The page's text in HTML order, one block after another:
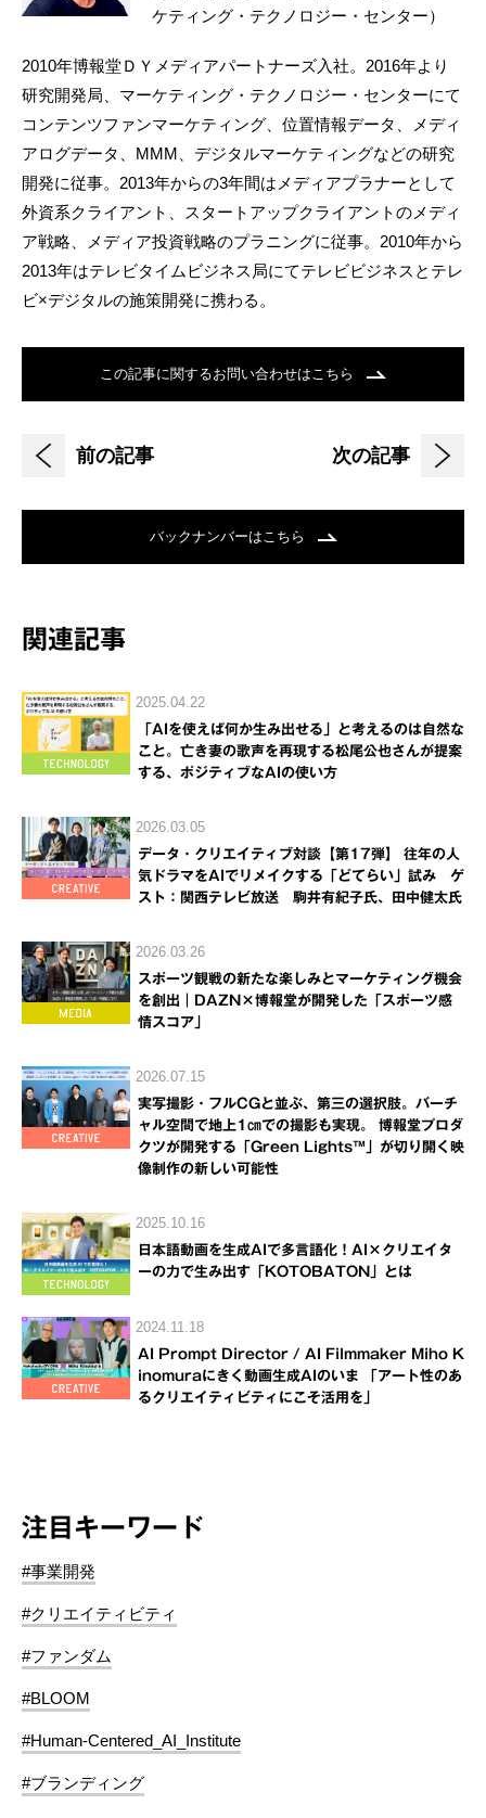
ケティング・テクノロジー・センター）
2010年博報堂ＤＹメディアパートナーズ入社。2016年より
研究開発局、マーケティング・テクノロジー・センターにて
コンテンツファンマーケティング、位置情報データ、メディ
アログデータ、MMM、デジタルマーケティングなどの研究
開発に従事。2013年からの3年間はメディアプラナーとして
外資系クライアント、スタートアップクライアントのメディ
ア戦略、メディア投資戦略のプラニングに従事。2010年から
2013年はテレビタイムビジネス局にてテレビビジネスとテレ
ビ×デジタルの施策開発に携わる。
この記事に関するお問い合わせはこちら
前の記事 次の記事
バックナンバーはこちら
関連記事
2025.04.22
「AIを使えば何か生み出せる」と考えるのは自然な
こと。亡き妻の歌声を再現する松尾公也さんが提案
する、ポジティブなAIの使い方
2026.03.05
データ・クリエイティブ対談【第17弾】 往年の人
気ドラマをAIでリメイクする「どてらい」試み ゲ
スト：関西テレビ放送 駒井有紀子氏、田中健太氏
2026.03.26
スポーツ観戦の新たな楽しみとマーケティング機会
を創出｜DAZN×博報堂が開発した「スポーツ感
情スコア」
2026.07.15
実写撮影・フルCGと並ぶ、第三の選択肢。バーチ
ャル空間で地上1㎝での撮影も実現。 博報堂プロダ
クツが開発する「Green Lights™」が切り開く映
像制作の新しい可能性
2025.10.16
日本語動画を生成AIで多言語化！AI×クリエイタ
ーの力で生み出す「KOTOBATON」とは
2024.11.18
AI Prompt Director / AI Filmmaker Miho K
inomuraにきく動画生成AIのいま 「アート性のあ
るクリエイティビティにこそ活用を」
注目キーワード
#事業開発
#クリエイティビティ
#ファンダム
#BLOOM
#Human-Centered_AI_Institute
#ブランディング